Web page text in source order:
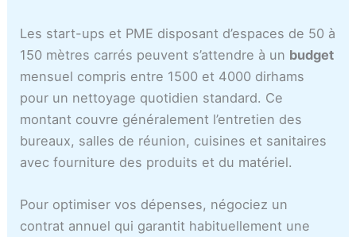
Les start-ups et PME disposant d’espaces de 50 à
150 mètres carrés peuvent s’attendre à un budget
mensuel compris entre 1500 et 4000 dirhams
pour un nettoyage quotidien standard. Ce
montant couvre généralement l’entretien des
bureaux, salles de réunion, cuisines et sanitaires
avec fourniture des produits et du matériel.
Pour optimiser vos dépenses, négociez un
contrat annuel qui garantit habituellement une